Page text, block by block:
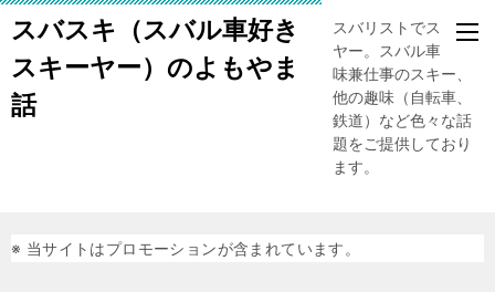
スバスキ（スバル車好き
スキーヤー）のよもやま
話
スバリストでスキー
ヤー。スバル車、趣
味兼仕事のスキー、
他の趣味（自転車、
鉄道）など色々な話
題をご提供しており
ます。
※ 当サイトはプロモーションが含まれています。